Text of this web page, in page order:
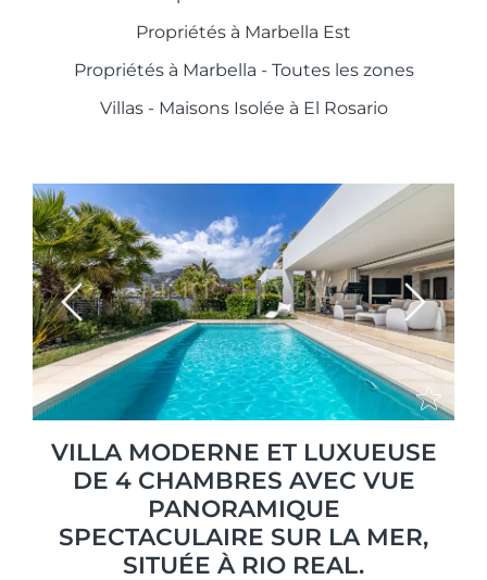
Propriétés à Marbella Est
Propriétés à Marbella - Toutes les zones
Villas - Maisons Isolée à El Rosario
Previous Next
VILLA MODERNE ET LUXUEUSE
DE 4 CHAMBRES AVEC VUE
PANORAMIQUE
SPECTACULAIRE SUR LA MER,
SITUÉE À RIO REAL.